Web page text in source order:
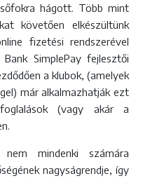
hágott. Több mint
követően elkészültünk
fizetési rendszerével
SimplePay fejlesztői
a klubok, (amelyek
már alkalmazhatják ezt
(vagy akár a
mindenki számára
nagyságrendje, így